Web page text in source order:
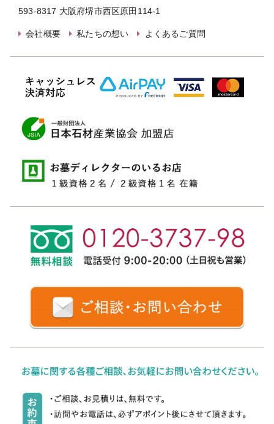
593-8317 大阪府堺市西区原田114-1
会社概要 私たちの想い よくあるご質問